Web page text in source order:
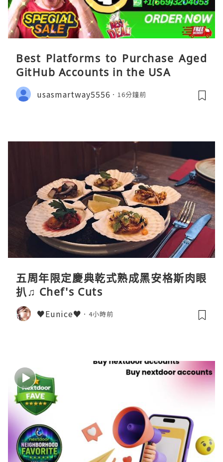
Best Platforms to Purchase Aged
GitHub Accounts in the USA
usasmartway5556 16分鐘前
五周年限定慶典乾式熟成黑安格斯肉眼
扒♫ Chef's Cuts
♥Eunice♥ 4小時前